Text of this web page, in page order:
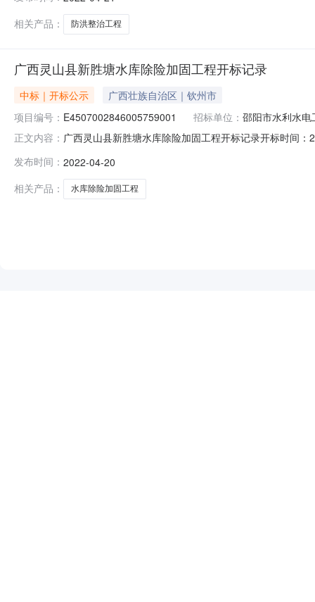
相关产品：
防洪整治工程
广西灵山县新胜塘水库除险加固工程开标记录
中标｜开标公示
广西壮族自治区｜钦州市
项目编号： E4507002846005759001 招标单位： 邵阳市水利水电
正文内容： 广西灵山县新胜塘水库除险加固工程开标记录开标时间
有限公司;项目负责人:周才钦;报价:12358018.26元/%;工
发布时间： 2022-04-20
相关产品：
水库除险加固工程